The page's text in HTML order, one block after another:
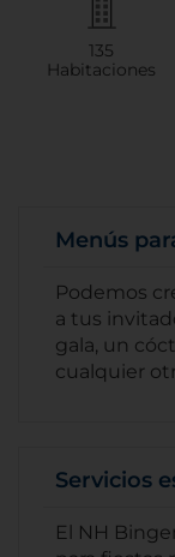
135
Habitaciones
Menús
Podemos
a tus
gala, un
cualquier
Servicios
El NH